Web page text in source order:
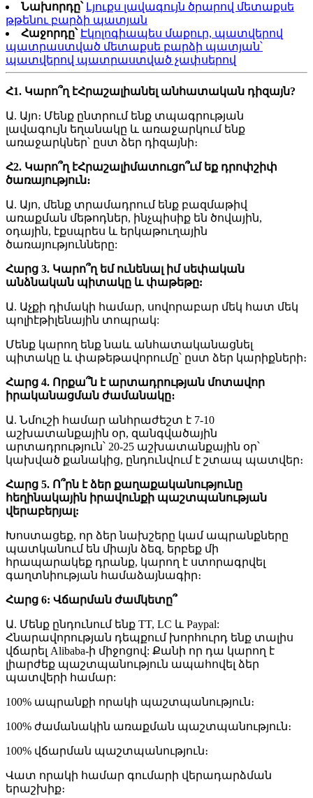
Նախորդը՝ Լյուքս լավագույն ծրարով մետաքսե
թթենու բարձի պատյան
Հաջորդը՝ Էկոլոգիապես մաքուր, պատվերով
պատրաստված մետաքսե բարձի պատյան՝
պատվերով պատրաստված չափսերով
Հ1. Կարո՞ղ էՀրաշալիանել անհատական ​​դիզայն?
Ա. Այո։ Մենք ընտրում ենք տպագրության
լավագույն եղանակը և առաջարկում ենք
առաջարկներ՝ ըստ ձեր դիզայնի։
Հ2. Կարո՞ղ էՀրաշալիմատուցո՞ւմ եք դրոփշիփ
ծառայություն։
Ա. Այո, մենք տրամադրում ենք բազմաթիվ
առաքման մեթոդներ, ինչպիսիք են ծովային,
օդային, էքսպրես և երկաթուղային
ծառայությունները:
Հարց 3. Կարո՞ղ եմ ունենալ իմ սեփական
անձնական պիտակը և փաթեթը:
Ա. Աչքի դիմակի համար, սովորաբար մեկ հատ մեկ
պոլիէթիլենային տոպրակ:
Մենք կարող ենք նաև անհատականացնել
պիտակը և փաթեթավորումը՝ ըստ ձեր կարիքների։
Հարց 4. Որքա՞ն է արտադրության մոտավոր
իրականացման ժամանակը։
Ա. Նմուշի համար անհրաժեշտ է 7-10
աշխատանքային օր, զանգվածային
արտադրություն՝ 20-25 աշխատանքային օր՝
կախված քանակից, ընդունվում է շտապ պատվեր։
Հարց 5. Ո՞րն է ձեր քաղաքականությունը
հեղինակային իրավունքի պաշտպանության
վերաբերյալ:
Խոստացեք, որ ձեր նախշերը կամ ապրանքները
պատկանում են միայն ձեզ, երբեք մի
հրապարակեք դրանք, կարող է ստորագրվել
գաղտնիության համաձայնագիր։
Հարց 6: Վճարման ժամկետը՞
Ա. Մենք ընդունում ենք TT, LC և Paypal:
Հնարավորության դեպքում խորհուրդ ենք տալիս
վճարել Alibaba-ի միջոցով: Քանի որ դա կարող է
լիարժեք պաշտպանություն ապահովել ձեր
պատվերի համար:
100% ապրանքի որակի պաշտպանություն։
100% ժամանակին առաքման պաշտպանություն։
100% վճարման պաշտպանություն։
Վատ որակի համար գումարի վերադարձման
երաշխիք։